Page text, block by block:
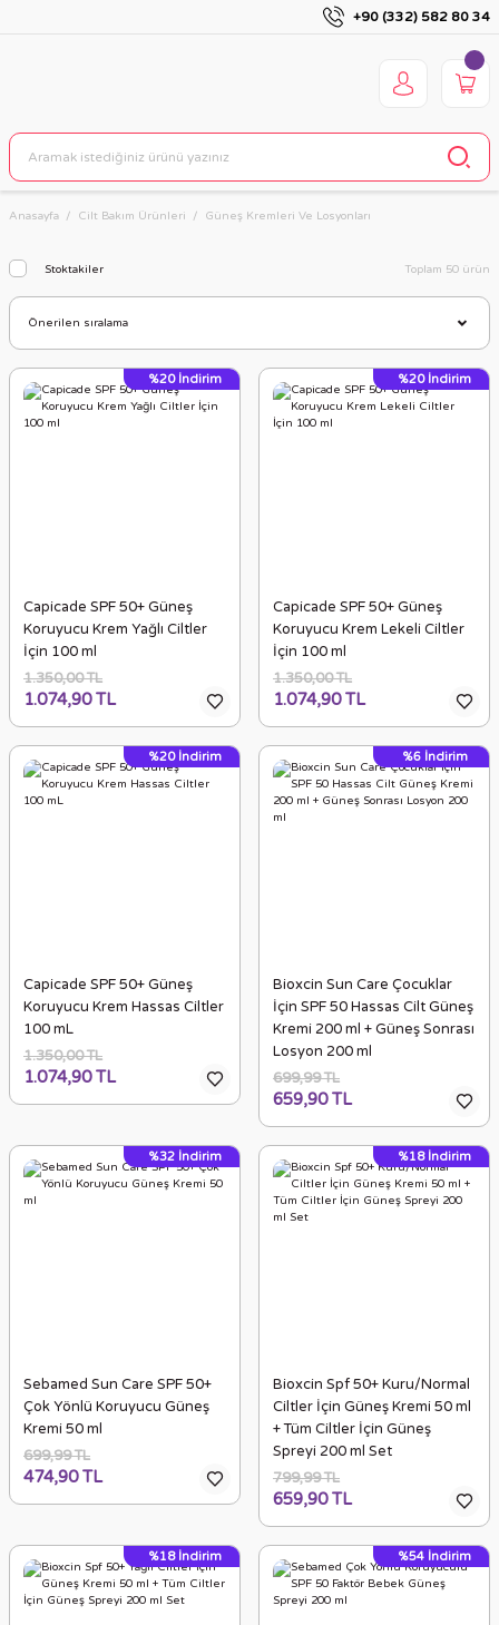
+90 (332) 582 80 34
Anasayfa Cilt Bakım Ürünleri Güneş Kremleri Ve Losyonları
Stoktakiler Toplam 50 ürün
%20 İndirim
Capicade SPF 50+ Güneş
Koruyucu Krem Yağlı Ciltler
İçin 100 ml
1.350,00 TL
1.074,90 TL
%20 İndirim
Capicade SPF 50+ Güneş
Koruyucu Krem Lekeli Ciltler
İçin 100 ml
1.350,00 TL
1.074,90 TL
%20 İndirim
Capicade SPF 50+ Güneş
Koruyucu Krem Hassas Ciltler
100 mL
1.350,00 TL
1.074,90 TL
%6 İndirim
Bioxcin Sun Care Çocuklar
İçin SPF 50 Hassas Cilt Güneş
Kremi 200 ml + Güneş Sonrası
Losyon 200 ml
699,99 TL
659,90 TL
%32 İndirim
Sebamed Sun Care SPF 50+
Çok Yönlü Koruyucu Güneş
Kremi 50 ml
699,99 TL
474,90 TL
%18 İndirim
Bioxcin Spf 50+ Kuru/Normal
Ciltler İçin Güneş Kremi 50 ml
+ Tüm Ciltler İçin Güneş
Spreyi 200 ml Set
799,99 TL
659,90 TL
%18 İndirim %54 İndirim